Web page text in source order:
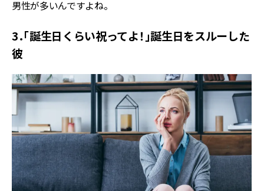
男性が多いんですよね。
3．「誕生日くらい祝ってよ！」誕生日をスルーした
彼